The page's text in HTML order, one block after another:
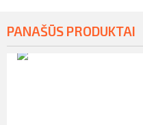
PANAŠŪS PRODUKTAI